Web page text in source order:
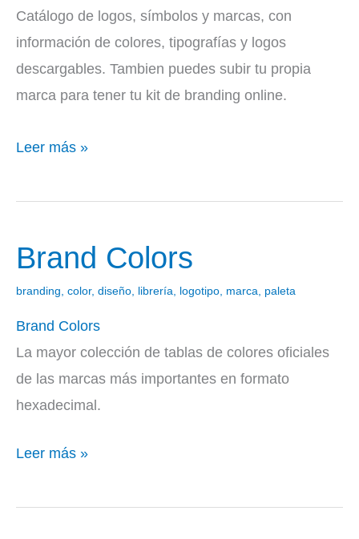
Catálogo de logos, símbolos y marcas, con
información de colores, tipografías y logos
descargables. Tambien puedes subir tu propia
marca para tener tu kit de branding online.
Leer más »
Brand Colors
branding, color, diseño, librería, logotipo, marca, paleta
Brand Colors
La mayor colección de tablas de colores oficiales
de las marcas más importantes en formato
hexadecimal.
Brand
Leer más »